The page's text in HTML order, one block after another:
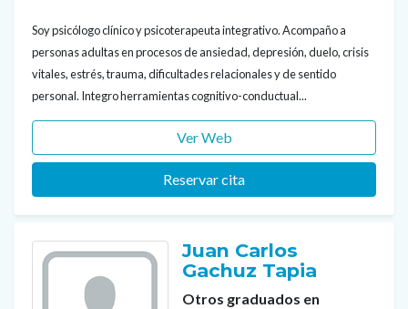
Soy psicólogo clínico y psicoterapeuta integrativo. Acompaño a
personas adultas en procesos de ansiedad, depresión, duelo, crisis
vitales, estrés, trauma, dificultades relacionales y de sentido
personal. Integro herramientas cognitivo-conductual...
Ver Web
Reservar cita
Juan Carlos
Gachuz Tapia
Otros graduados en